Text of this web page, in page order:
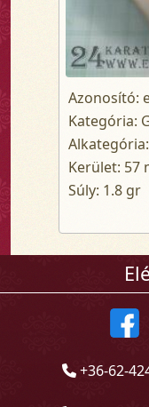
Azonosító:
Kategória:
Kerület: 57
Súly: 1.8 gr
+36-62-